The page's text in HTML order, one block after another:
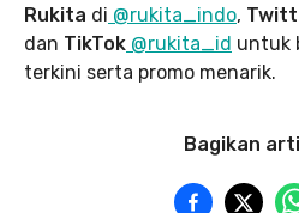
Rukita di @rukita_indo,
dan TikTok @rukita_id untuk
terkini serta promo menarik.
Bagikan